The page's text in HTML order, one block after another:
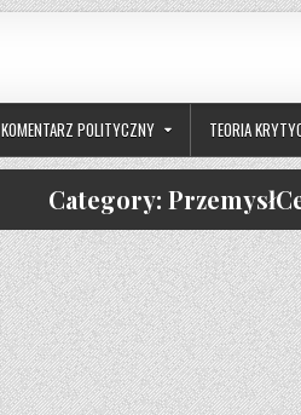
KOMENTARZ POLITYCZNY TEORIA
Category: